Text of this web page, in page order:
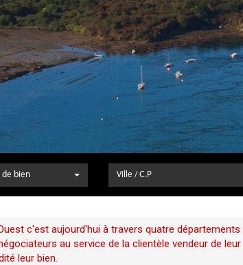
de bien Ville / C.P
c'est aujourd'hui à travers quatre
au service de la clientèle vendeur de
leur bien.